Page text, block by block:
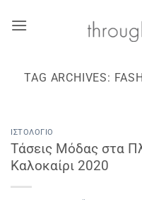
στο
TAG ARCHIVES:
ΙΣΤΟΛΌΓΙΟ
Τάσεις Μόδας στα
Καλοκαίρι 2020